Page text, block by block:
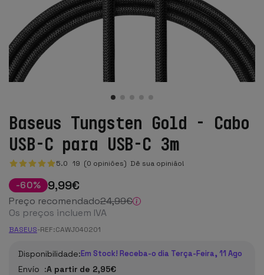
Baseus Tungsten Gold - Cabo
USB-C para USB-C 3m
5.0 19 (0 opiniões) Dê sua opinião!
-60% 9,99€
Preço recomendado24,99€
Os preços incluem IVA
BASEUS-REF:CAWJ040201
Disponibilidade:Em Stock! Receba-o dia Terça-Feira, 11 Ago
Envío :A partir de 2,95€